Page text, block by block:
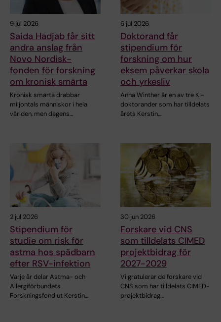
9 jul 2026
Saida Hadjab får sitt
andra anslag från
Novo Nordisk-
fonden för forskning
om kronisk smärta
Kronisk smärta drabbar
miljontals människor i hela
världen, men dagens…
6 jul 2026
Doktorand får
stipendium för
forskning om hur
eksem påverkar skola
och yrkesliv
Anna Winther är en av tre KI-
doktorander som har tilldelats
årets Kerstin…
2 jul 2026
Stipendium för
studie om risk för
astma hos spädbarn
efter RSV-infektion
Varje år delar Astma- och
Allergiförbundets
Forskningsfond ut Kerstin…
30 jun 2026
Forskare vid CNS
som tilldelats CIMED
projektbidrag för
2027-2029
Vi gratulerar de forskare vid
CNS som har tilldelats CIMED-
projektbidrag…